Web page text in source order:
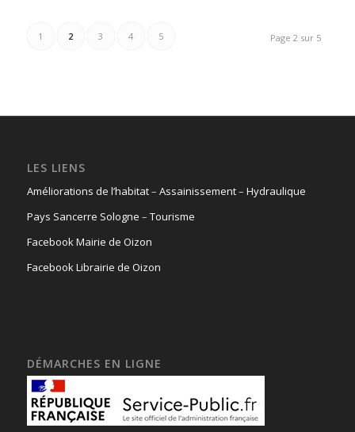
Page 2 sur 5
1 2 3 4 5
LES LIENS
Améliorations de l’habitat– Assainissement– Hydraulique
Pays Sancerre Sologne – Tourisme
Facebook Mairie de Oizon
Facebook Librairie de Oizon
DÉMARCHES EN LIGNE